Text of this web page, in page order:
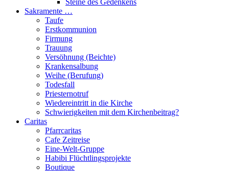
Steine des Gedenkens
Sakramente …
Taufe
Erstkommunion
Firmung
Trauung
Versöhnung (Beichte)
Krankensalbung
Weihe (Berufung)
Todesfall
Priesternotruf
Wiedereintritt in die Kirche
Schwierigkeiten mit dem Kirchenbeitrag?
Caritas
Pfarrcaritas
Cafe Zeitreise
Eine-Welt-Gruppe
Habibi Flüchtlingsprojekte
Boutique